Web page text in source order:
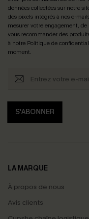
données collectées sur notre
des pixels intégrés à nos e-
mesurer votre engagement, de
vous recommander des
à notre Politique de
moment.
S'ABONNER
LA MARQUE
À propos de nous
Avis clients